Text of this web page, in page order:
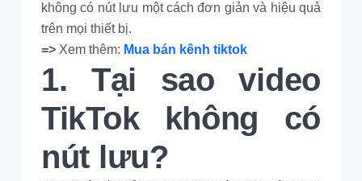
không có nút lưu một cách đơn giản và hiệu quả
trên mọi thiết bị.
=> Xem thêm: Mua bán kênh tiktok
1. Tại sao video
TikTok không có
nút lưu?